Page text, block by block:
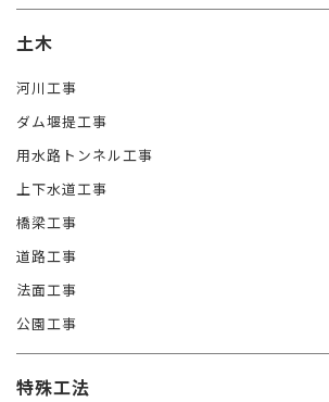
土木
河川工事
ダム堰提工事
用水路トンネル工事
上下水道工事
橋梁工事
道路工事
法面工事
公園工事
特殊工法